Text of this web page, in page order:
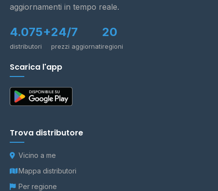
aggiornamenti in tempo reale.
4.075+
distributori
24/7
prezzi aggiornati
20
regioni
Scarica l'app
Trova distributore
Vicino a me
Mappa distributori
Per regione